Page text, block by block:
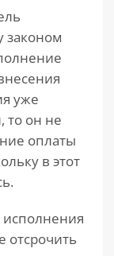
законом
уже
то он не
оплаты
в этот
исполнения
отсрочить